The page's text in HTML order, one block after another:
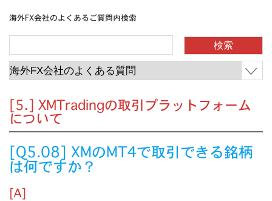
海外FX会社のよくあるご質問内検索
[5.] XMTradingの取引プラットフォーム
について
[Q5.08] XMのMT4で取引できる銘柄
は何ですか？
[A]